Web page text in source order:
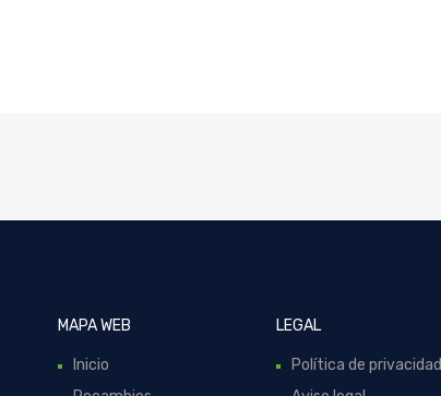
MAPA WEB
Inicio
LEGAL
Política de privacidad